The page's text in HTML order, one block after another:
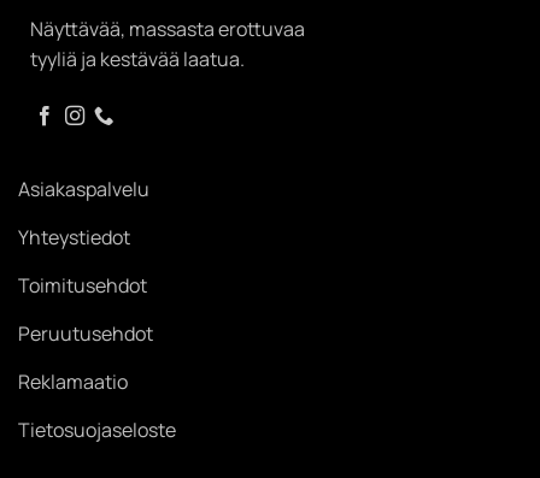
Näyttävää, massasta erottuvaa
tyyliä ja kestävää laatua.
Asiakaspalvelu
Yhteystiedot
Toimitusehdot
Peruutusehdot
Reklamaatio
Tietosuojaseloste